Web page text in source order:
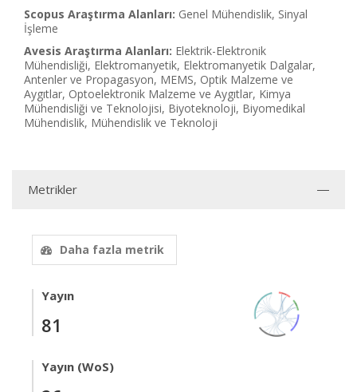
Scopus Araştırma Alanları: Genel Mühendislik, Sinyal
İşleme
Avesis Araştırma Alanları: Elektrik-Elektronik
Mühendisliği, Elektromanyetik, Elektromanyetik Dalgalar,
Antenler ve Propagasyon, MEMS, Optik Malzeme ve
Aygıtlar, Optoelektronik Malzeme ve Aygıtlar, Kimya
Mühendisliği ve Teknolojisi, Biyoteknoloji, Biyomedikal
Mühendislik, Mühendislik ve Teknoloji
Metrikler
Daha fazla metrik
Yayın
81
Yayın (WoS)